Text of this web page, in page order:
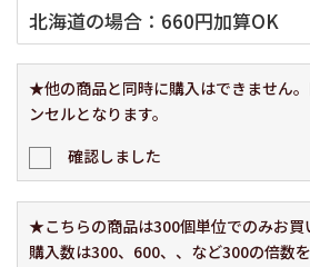
★他の商品と同時に購入はできません
ンセルとなります。
確認しました
★こちらの商品は300個単位でのみお買
購入数は300、600、、など300の倍数